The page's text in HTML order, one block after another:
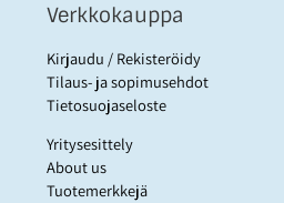
Verkkokauppa
Kirjaudu / Rekisteröidy
Tilaus- ja sopimusehdot
Tietosuojaseloste
Yritysesittely
About us
Tuotemerkkejä